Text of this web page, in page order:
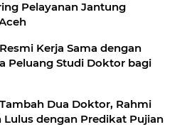
Pelayanan Jantung
Kerja Sama dengan
Peluang Studi Doktor bagi
Dua Doktor, Rahmi
dengan Predikat Pujian